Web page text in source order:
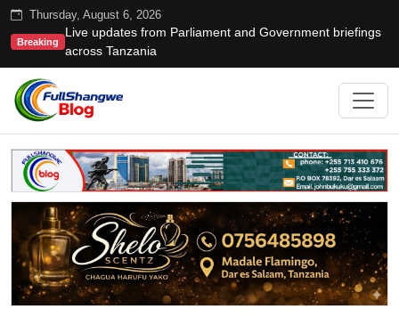
Thursday, August 6, 2026
Breaking
Live updates from Parliament and Government briefings
across Tanzania